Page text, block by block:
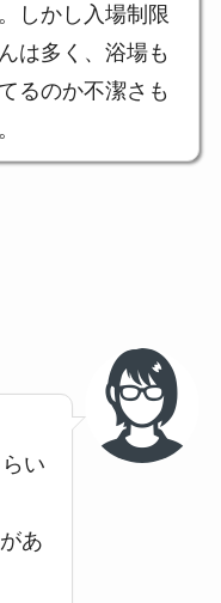
しかし入場制限
は多く、浴場も
るのか不潔さも
い
あ